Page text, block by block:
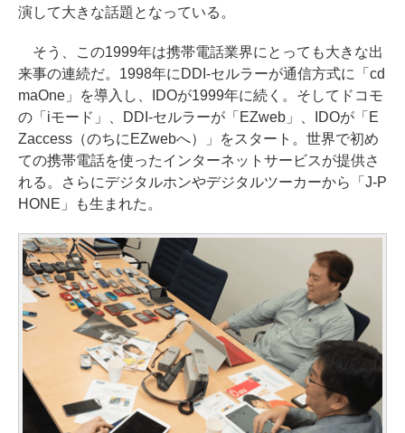
演して大きな話題となっている。
そう、この1999年は携帯電話業界にとっても大きな出
来事の連続だ。1998年にDDI-セルラーが通信方式に「cd
maOne」を導入し、IDOが1999年に続く。そしてドコモ
の「iモード」、DDI-セルラーが「EZweb」、IDOが「E
Zaccess（のちにEZwebへ）」をスタート。世界で初め
ての携帯電話を使ったインターネットサービスが提供さ
れる。さらにデジタルホンやデジタルツーカーから「J-P
HONE」も生まれた。